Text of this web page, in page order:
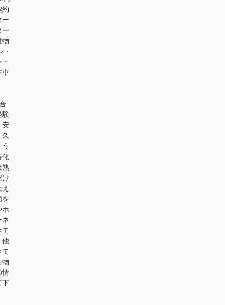
約
ー
ー
物
・
車
験
安
化
熟
け
を
ホ
ネ
て
他
て
物
情
下